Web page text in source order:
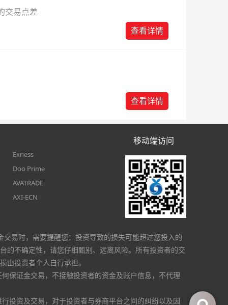
交易点差
查看详情
查看详情
Exness
Doo Prime
AVATRADE
AXI-ECN
移动端访问
易时，需要提醒您：投资导致的损失可能超过您投入的
的不确定性，请您仔细甄别、远离风险。所有投资者的交
投资者个人自行承担。
保证金交易，不接触投资者的资金及账户信息，不代理
投资及交易，对于投资者与券商平台之间的纠纷以及因